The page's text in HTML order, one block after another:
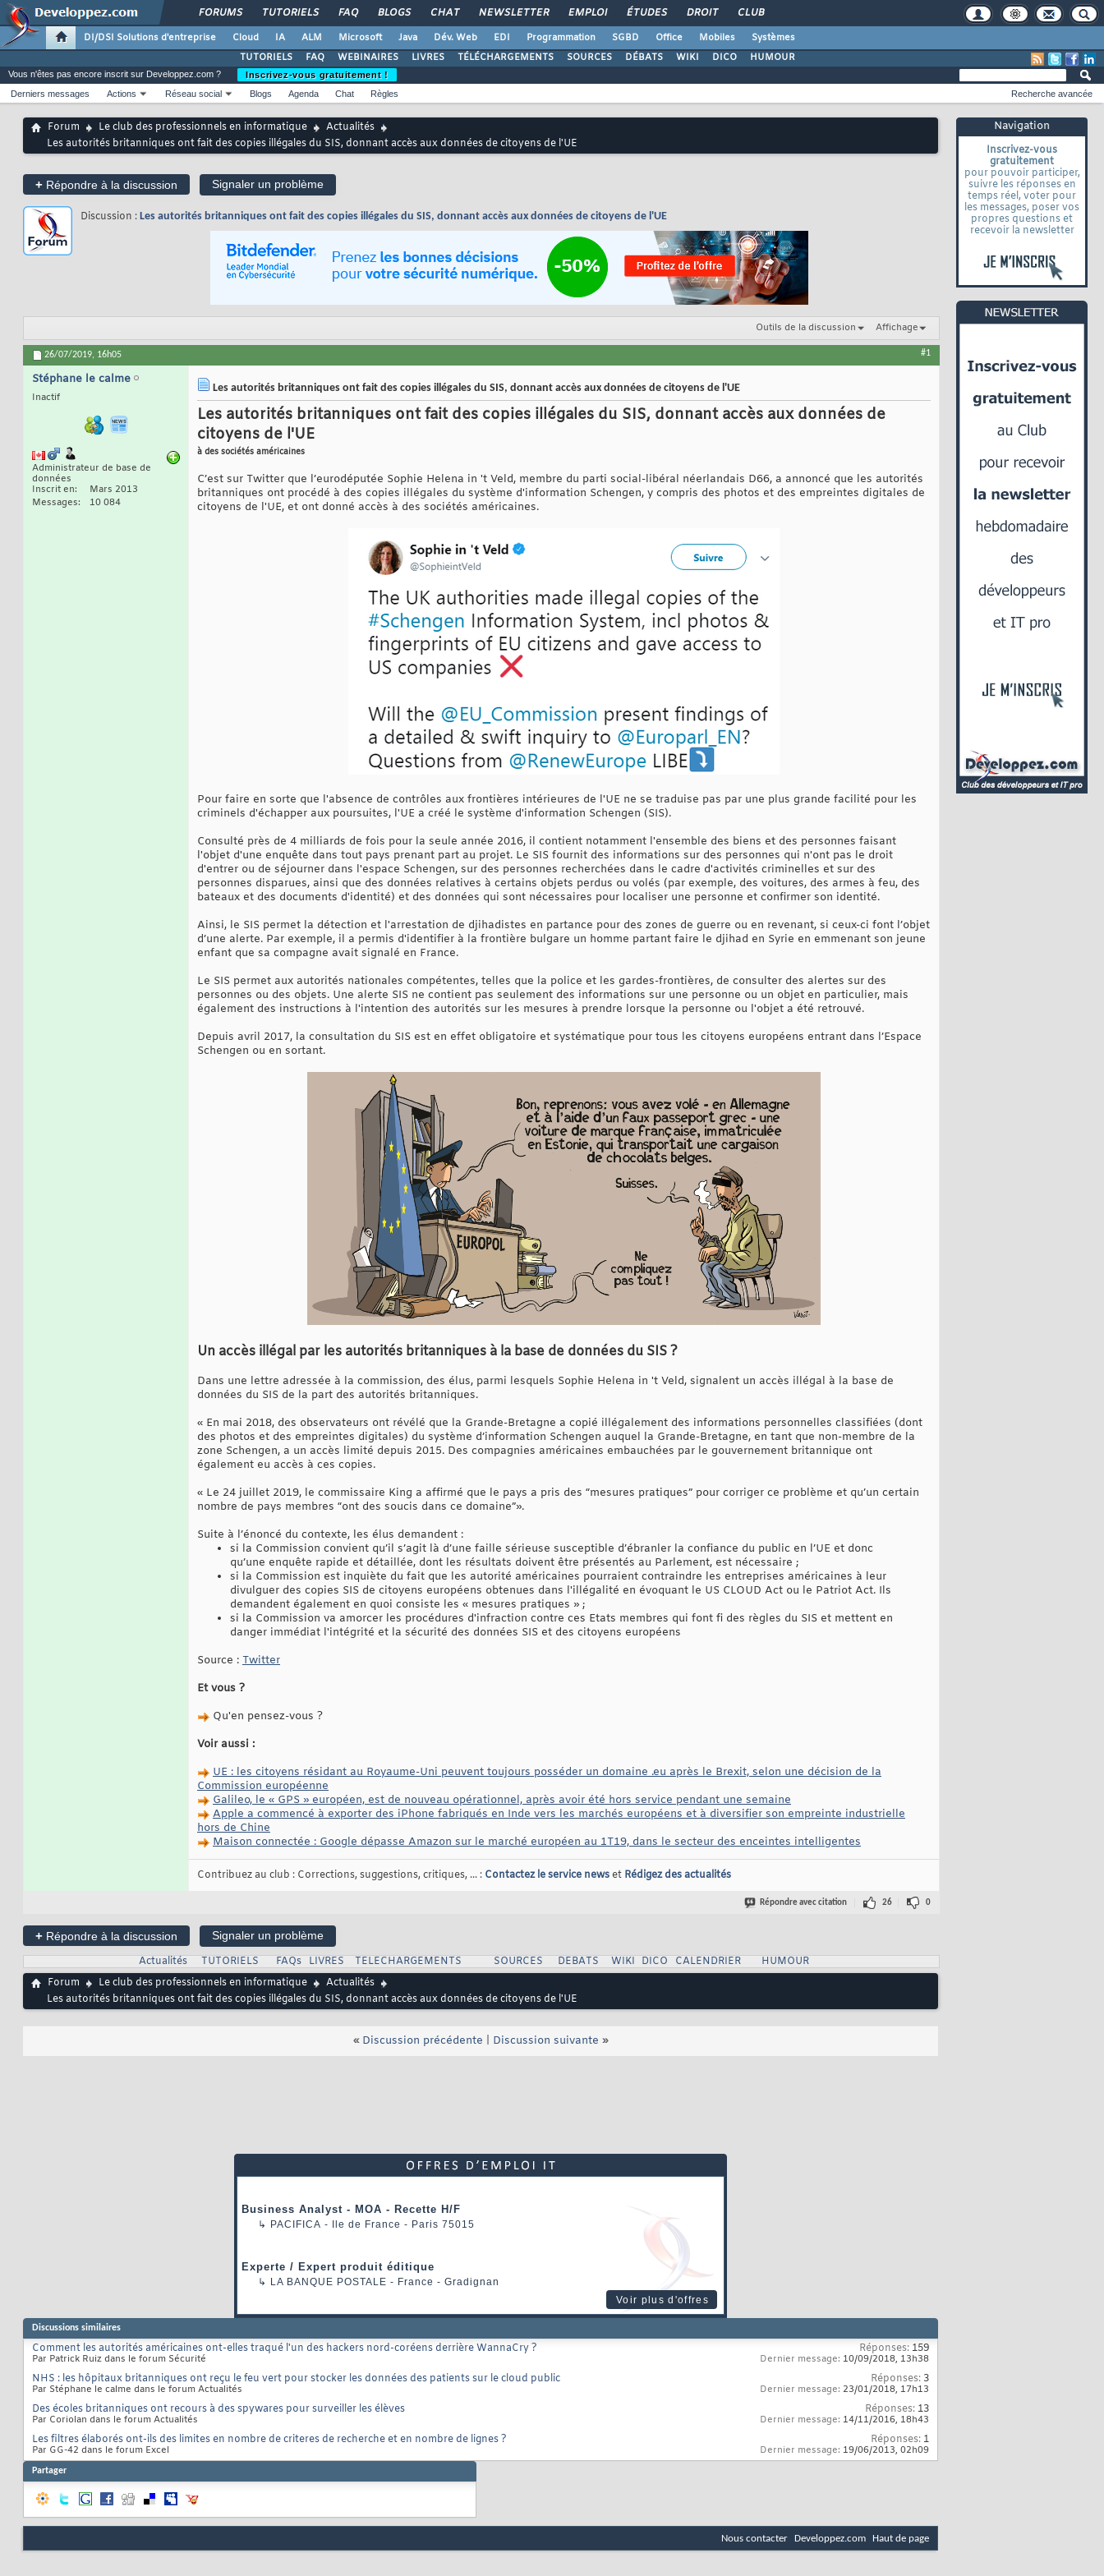
FORUMS TUTORIELS FAQ BLOGS CHAT NEWSLETTER EMPLOI ÉTUDES DROIT CLUB
DI/DSI Solutions d'entreprise Cloud IA ALM Microsoft Java Dév. Web EDI Programmation SGBD Office Mobiles
Systèmes
TUTORIELS
FAQ WEBINAIRES LIVRES TÉLÉCHARGEMENTS SOURCES DÉBATS WIKI DICO HUMOUR
Navigation
Inscrivez-vous
gratuitement
pour pouvoir participer,
suivre les réponses en
temps réel, voter pour
les messages, poser vos
propres questions et
recevoir la newsletter
Vous n'êtes pas encore inscrit sur Developpez.com ?
Inscrivez-vous gratuitement !
Derniers messages
Actions Réseau social Blogs Agenda Chat Règles Recherche avancée
Forum Le club des professionnels en informatique
Actualités
Les autorités britanniques ont fait des copies illégales du SIS, donnant accès aux données de citoyens de l'UE
+ Répondre à la discussion Signaler un problème
Discussion : Les autorités britanniques ont fait des copies illégales du SIS, donnant accès aux données de citoyens de l'UE
Outils de la discussion Affichage
26/07/2019, 16h05 #1
Stéphane le calme
Inactif
Administrateur de base de
données
Inscrit en
Mars 2013
Messages
10 084
Les autorités britanniques ont fait des copies illégales du SIS, donnant accès aux données de citoyens de l'UE
Les autorités britanniques ont fait des copies illégales du SIS, donnant accès aux données de
citoyens de l'UE
à des sociétés américaines
C’est sur Twitter que l’eurodéputée Sophie Helena in 't Veld, membre du parti social-libéral néerlandais D66, a annoncé que les autorités
britanniques ont procédé à des copies illégales du système d'information Schengen, y compris des photos et des empreintes digitales de
citoyens de l'UE, et ont donné accès à des sociétés américaines.
Pour faire en sorte que l'absence de contrôles aux frontières intérieures de l'UE ne se traduise pas par une plus grande facilité pour les
criminels d'échapper aux poursuites, l'UE a créé le système d'information Schengen (SIS).
Consulté près de 4 milliards de fois pour la seule année 2016, il contient notamment l'ensemble des biens et des personnes faisant
l'objet d'une enquête dans tout pays prenant part au projet. Le SIS fournit des informations sur des personnes qui n'ont pas le droit
d'entrer ou de séjourner dans l'espace Schengen, sur des personnes recherchées dans le cadre d'activités criminelles et sur des
personnes disparues, ainsi que des données relatives à certains objets perdus ou volés (par exemple, des voitures, des armes à feu, des
bateaux et des documents d'identité) et des données qui sont nécessaires pour localiser une personne et confirmer son identité.
Ainsi, le SIS permet la détection et l'arrestation de djihadistes en partance pour des zones de guerre ou en revenant, si ceux-ci font l’objet
d’une alerte. Par exemple, il a permis d'identifier à la frontière bulgare un homme partant faire le djihad en Syrie en emmenant son jeune
enfant que sa compagne avait signalé en France.
Le SIS permet aux autorités nationales compétentes, telles que la police et les gardes-frontières, de consulter des alertes sur des
personnes ou des objets. Une alerte SIS ne contient pas seulement des informations sur une personne ou un objet en particulier, mais
également des instructions à l'intention des autorités sur les mesures à prendre lorsque la personne ou l'objet a été retrouvé.
Depuis avril 2017, la consultation du SIS est en effet obligatoire et systématique pour tous les citoyens européens entrant dans l’Espace
Schengen ou en sortant.
Un accès illégal par les autorités britanniques à la base de données du SIS ?
Dans une lettre adressée à la commission, des élus, parmi lesquels Sophie Helena in 't Veld, signalent un accès illégal à la base de
données du SIS de la part des autorités britanniques.
« En mai 2018, des observateurs ont révélé que la Grande-Bretagne a copié illégalement des informations personnelles classifiées (dont
des photos et des empreintes digitales) du système d’information Schengen auquel la Grande-Bretagne, en tant que non-membre de la
zone Schengen, a un accès limité depuis 2015. Des compagnies américaines embauchées par le gouvernement britannique ont
également eu accès à ces copies.
« Le 24 juillet 2019, le commissaire King a affirmé que le pays a pris des “mesures pratiques” pour corriger ce problème et qu’un certain
nombre de pays membres “ont des soucis dans ce domaine”».
Suite à l’énoncé du contexte, les élus demandent :
si la Commission convient qu’il s’agit là d’une faille sérieuse susceptible d’ébranler la confiance du public en l’UE et donc
qu’une enquête rapide et détaillée, dont les résultats doivent être présentés au Parlement, est nécessaire ;
si la Commission est inquiète du fait que les autorité américaines pourraient contraindre les entreprises américaines à leur
divulguer des copies SIS de citoyens européens obtenues dans l'illégalité en évoquant le US CLOUD Act ou le Patriot Act. Ils
demandent également en quoi consiste les « mesures pratiques » ;
si la Commission va amorcer les procédures d'infraction contre ces Etats membres qui font fi des règles du SIS et mettent en
danger immédiat l'intégrité et la sécurité des données SIS et des citoyens européens
Source : Twitter
Et vous ?
Qu'en pensez-vous ?
Voir aussi :
UE : les citoyens résidant au Royaume-Uni peuvent toujours posséder un domaine .eu après le Brexit, selon une décision de la
Commission européenne
Galileo, le « GPS » européen, est de nouveau opérationnel, après avoir été hors service pendant une semaine
Apple a commencé à exporter des iPhone fabriqués en Inde vers les marchés européens et à diversifier son empreinte industrielle
hors de Chine
Maison connectée : Google dépasse Amazon sur le marché européen au 1T19, dans le secteur des enceintes intelligentes
Contribuez au club : Corrections, suggestions, critiques, ... : Contactez le service newset Rédigez des actualités
Répondre avec citation 26 0
+ Répondre à la discussion
Signaler un problème
Actualités
TUTORIELS FAQs LIVRES TELECHARGEMENTS SOURCES DEBATS WIKI DICO CALENDRIER
HUMOUR
Forum
Le club des professionnels en informatique
Actualités
Les autorités britanniques ont fait des copies illégales du SIS, donnant accès aux données de citoyens de l'UE
« Discussion précédente Discussion suivante »
Business Analyst - MOA - Recette H/F
↳ PACIFICA - Ile de France - Paris 75015
Experte / Expert produit éditique
↳ LA BANQUE POSTALE - France - Gradignan
Voir plus d'offres
Discussions similaires
Comment les autorités américaines ont-elles traqué l'un des hackers nord-coréens derrière WannaCry ?
Par Patrick Ruiz dans le forum Sécurité
Réponses: 159
Dernier message: 10/09/2018, 13h38
NHS : les hôpitaux britanniques ont reçu le feu vert pour stocker les données des patients sur le cloud public
Par Stéphane le calme dans le forum Actualités
Réponses: 3
Dernier message: 23/01/2018, 17h13
Des écoles britanniques ont recours à des spywares pour surveiller les élèves
Par Coriolan dans le forum Actualités
Réponses: 13
Dernier message: 14/11/2016, 18h43
Les filtres élaborés ont-ils des limites en nombre de criteres de recherche et en nombre de lignes ?
Par GG-42 dans le forum Excel
Réponses: 1
Dernier message: 19/06/2013, 02h09
Partager
Nous contacter Developpez.com Haut de page